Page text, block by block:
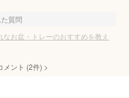
質問
お盆・トレーのおすすめを教え
メント (2件) >